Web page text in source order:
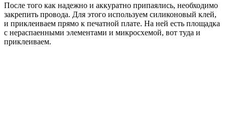
После того как надежно и аккуратно припаялись, необходимо
закрепить провода. Для этого используем силиконовый клей,
и приклеиваем прямо к печатной плате. На ней есть площадка
с нераспаенными элементами и микросхемой, вот туда и
приклеиваем.